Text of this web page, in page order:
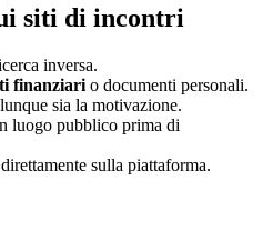
siti di incontri
inversa.
finanziari o documenti personali.
sia la motivazione.
luogo pubblico prima di
direttamente sulla piattaforma.